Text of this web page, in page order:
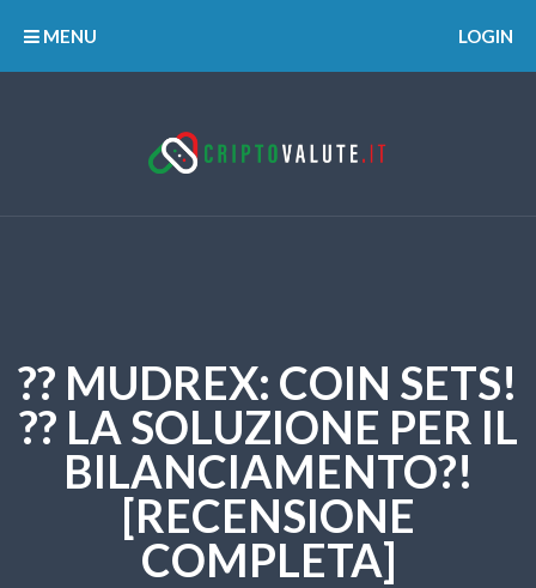
MENU LOGIN
?? MUDREX: COIN SETS!
?? LA SOLUZIONE PER IL
BILANCIAMENTO?!
[RECENSIONE
COMPLETA]